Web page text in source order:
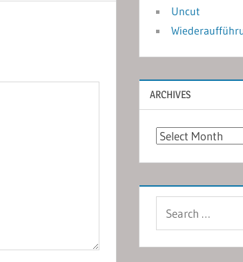
Uncut
ARCHIVES
Archives